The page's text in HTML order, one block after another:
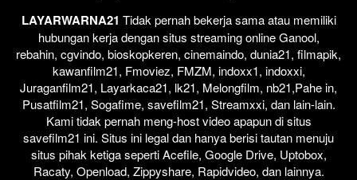
LAYARWARNA21 Tidak pernah bekerja sama atau memiliki
hubungan kerja dengan situs streaming online Ganool,
rebahin, cgvindo, bioskopkeren, cinemaindo, dunia21, filmapik,
kawanfilm21, Fmoviez, FMZM, indoxx1, indoxxi,
Juraganfilm21, Layarkaca21, lk21, Melongfilm, nb21,Pahe in,
Pusatfilm21, Sogafime, savefilm21, Streamxxi, dan lain-lain.
Kami tidak pernah meng-host video apapun di situs
savefilm21 ini. Situs ini legal dan hanya berisi tautan menuju
situs pihak ketiga seperti Acefile, Google Drive, Uptobox,
Racaty, Openload, Zippyshare, Rapidvideo, dan lainnya.